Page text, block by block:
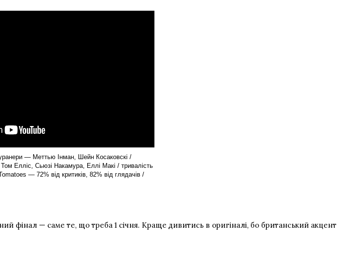
— Меттью Інман, Шейн Косаковскі /
Елліс, Сьюзі Накамура, Еллі Макі / тривалість
— 72% від критиків, 82% від глядачів /
фінал — саме те, що треба 1 січня. Краще дивитись в оригіналі, бо британський акцент